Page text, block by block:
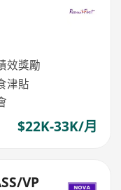
效獎勵
津貼
$22K-33K/月
VP